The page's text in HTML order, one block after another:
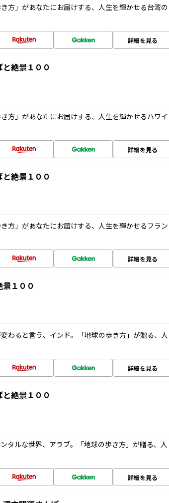
方」があなたにお届けする、人生を輝かせる台湾の
詳細を見る
絶景１００
方」があなたにお届けする、人生を輝かせるハワイ
詳細を見る
絶景１００
方」があなたにお届けする、人生を輝かせるフラン
詳細を見る
１００
わると言う、インド。「地球の歩き方」が贈る、人
詳細を見る
絶景１００
タルな世界、アラブ。「地球の歩き方」が贈る、人
詳細を見る